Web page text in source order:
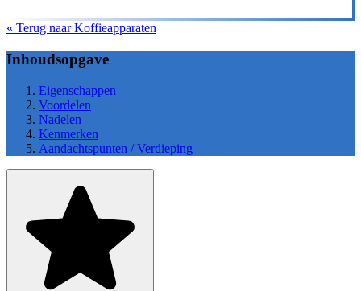
« Terug naar Koffieapparaten
Inhoudsopgave
Eigenschappen
Voordelen
Nadelen
Kenmerken
Aandachtspunten / Verdieping